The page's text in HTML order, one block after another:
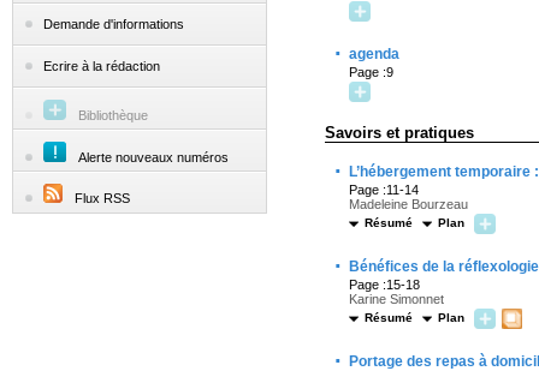
Demande d'informations
Ecrire à la rédaction
Bibliothèque
Alerte nouveaux numéros
Flux RSS
· agenda
Page :9
Savoirs et pratiques
· L’hébergement
Page :11-14
Madeleine Bourzeau
Résumé Plan
· Bénéfices de la
Page :15-18
Karine Simonnet
Résumé Plan
· Portage des repas à